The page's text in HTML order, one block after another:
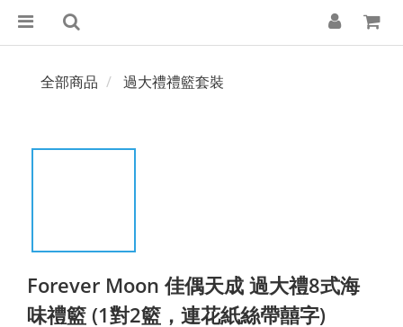
全部商品 過大禮禮籃套裝
Forever Moon 佳偶天成 過大禮8式海
味禮籃 (1對2籃，連花紙絲帶囍字)